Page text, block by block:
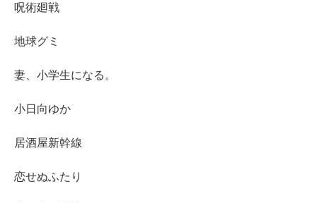
呪術廻戦
地球グミ
妻、小学生になる。
小日向ゆか
居酒屋新幹線
恋せぬふたり